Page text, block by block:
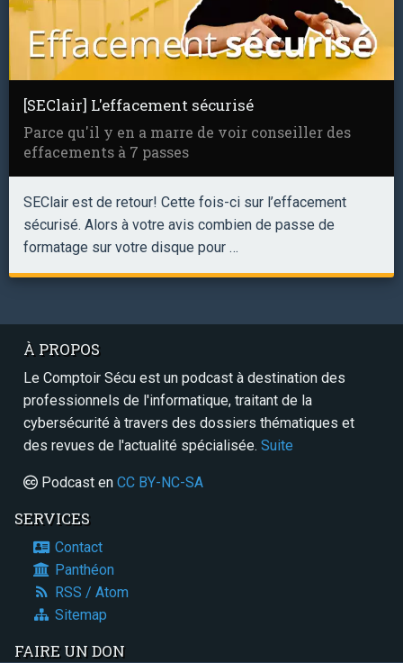
[SEClair] L'effacement sécurisé
Parce qu'il y en a marre de voir conseiller des
effacements à 7 passes
SEClair est de retour! Cette fois-ci sur l’effacement
sécurisé. Alors à votre avis combien de passe de
formatage sur votre disque pour …
À PROPOS
Le Comptoir Sécu est un podcast à destination des
professionnels de l'informatique, traitant de la
cybersécurité à travers des dossiers thématiques et
des revues de l'actualité spécialisée. Suite
Podcast en CC BY-NC-SA
SERVICES
Contact
Panthéon
RSS / Atom
Sitemap
FAIRE UN DON